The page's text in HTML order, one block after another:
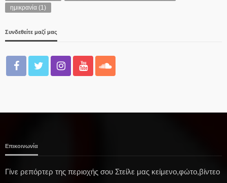
ημικρανία (1)
Συνδεθείτε μαζί μας
Επικοινωνία
Γίνε ρεπόρτερ της περιοχής σου Στείλε μας κείμενο,φώτο,βίντεο